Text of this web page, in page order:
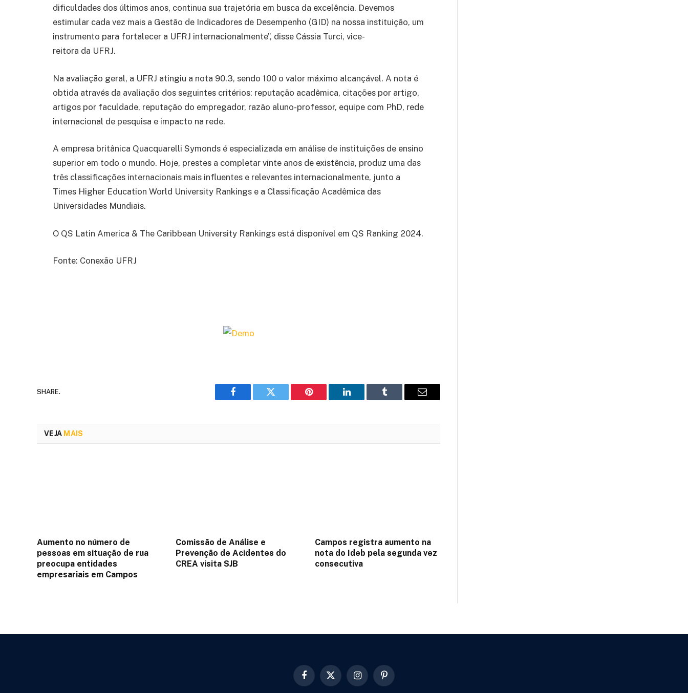
dificuldades dos últimos anos, continua sua trajetória em busca da excelência. Devemos
estimular cada vez mais a Gestão de Indicadores de Desempenho (GID) na nossa instituição, um
instrumento para fortalecer a UFRJ internacionalmente”, disse Cássia Turci, vice-
reitora da UFRJ.
Na avaliação geral, a UFRJ atingiu a nota 90.3, sendo 100 o valor máximo alcançável. A nota é
obtida através da avaliação dos seguintes critérios: reputação acadêmica, citações por artigo,
artigos por faculdade, reputação do empregador, razão aluno-professor, equipe com PhD, rede
internacional de pesquisa e impacto na rede.
A empresa britânica Quacquarelli Symonds é especializada em análise de instituições de ensino
superior em todo o mundo. Hoje, prestes a completar vinte anos de existência, produz uma das
três classificações internacionais mais influentes e relevantes internacionalmente, junto a
Times Higher Education World University Rankings e a Classificação Acadêmica das
Universidades Mundiais.
O QS Latin America & The Caribbean University Rankings está disponível em QS Ranking 2024.
Fonte: Conexão UFRJ
SHARE.
Facebook Twitter Pinterest LinkedIn Tumblr Email
VEJA MAIS
Aumento no número de
pessoas em situação de rua
preocupa entidades
empresariais em Campos
Comissão de Análise e
Prevenção de Acidentes do
CREA visita SJB
Campos registra aumento na
nota do Ideb pela segunda vez
consecutiva
Facebook
X
InstagramPinterest